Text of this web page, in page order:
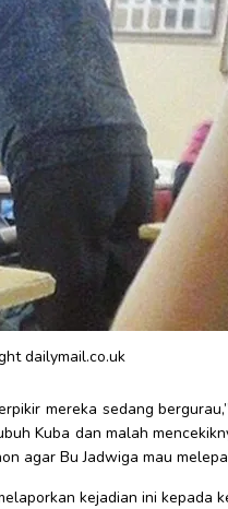
dailymail.co.uk
mereka sedang
Kuba dan malah
agar Bu Jadwiga mau
kejadian ini kepada